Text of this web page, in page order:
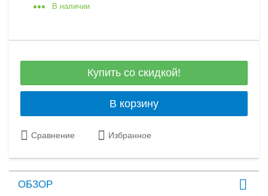
В наличии
Купить со скидкой!
В корзину
Сравнение Избранное
ОБЗОР